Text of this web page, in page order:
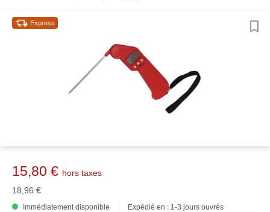
Express
15,80 € hors taxes
18,96 €
Immédiatement disponible Expédié en : 1-3 jours ouvrés